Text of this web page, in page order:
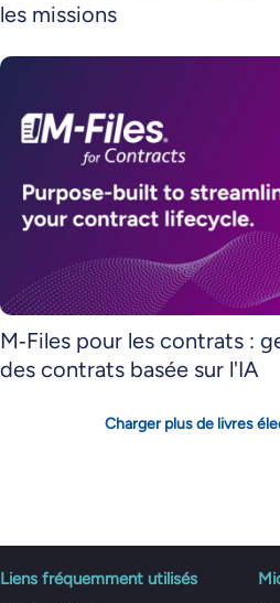
les missions
M‑Files pour les contrats :
des contrats basée sur l'IA
Charger plus de livres
Liens fréquemment utilisés